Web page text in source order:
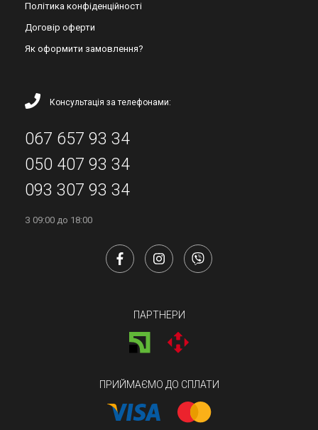
Політика конфіденційності
Договір оферти
Як оформити замовлення?
Консультація за телефонами:
067 657 93 34
050 407 93 34
093 307 93 34
З 09:00 до 18:00
ПАРТНЕРИ
ПРИЙМАЄМО ДО СПЛАТИ